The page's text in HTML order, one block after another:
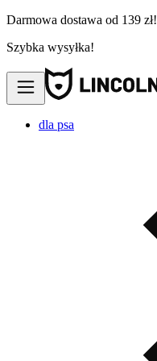
Darmowa dostawa od 139 zł!
Szybka wysyłka!
dla psa